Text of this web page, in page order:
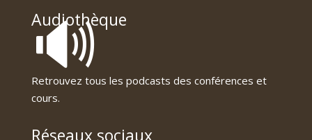
Audiothèque
🔊
Retrouvez tous les podcasts des conférences et
cours.
Réseaux sociaux